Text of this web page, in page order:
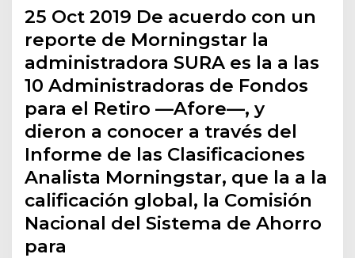
25 Oct 2019 De acuerdo con un
reporte de Morningstar la
administradora SURA es la a las
10 Administradoras de Fondos
para el Retiro —Afore—, y
dieron a conocer a través del
Informe de las Clasificaciones
Analista Morningstar, que la a la
calificación global, la Comisión
Nacional del Sistema de Ahorro
para